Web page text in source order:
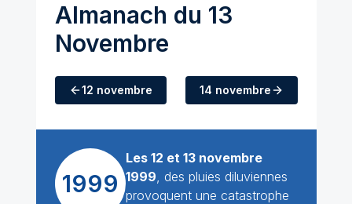
Almanach du 13
Novembre
12 novembre 14 novembre
1999
Les 12 et 13 novembre
1999, des pluies diluviennes
provoquent une catastrophe